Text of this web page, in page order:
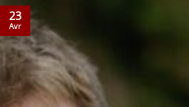
23
Avr